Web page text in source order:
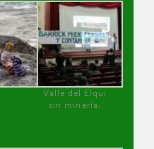
Valle del Elqui
sin minería.